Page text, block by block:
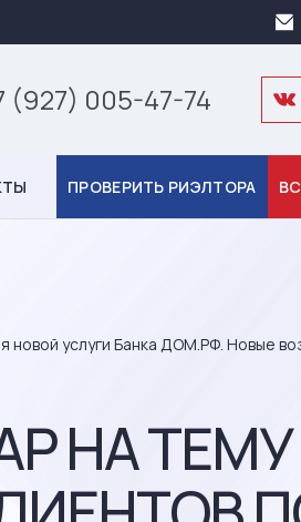
(927) 005-47-74
ПРОВЕРИТЬ РИЭЛТОРА
новой услуги Банка ДОМ.РФ. Новые
НА ТЕМУ